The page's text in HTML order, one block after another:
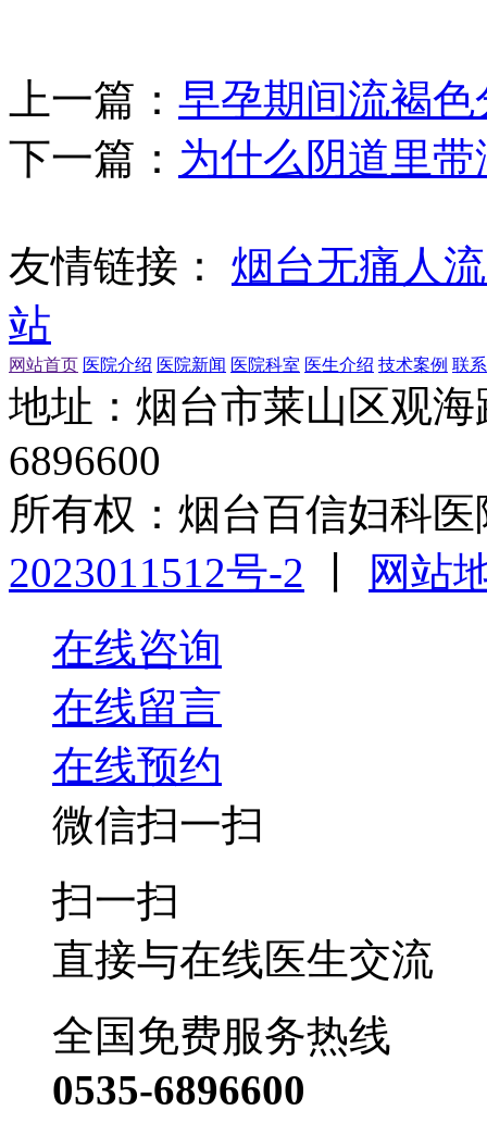
上一篇： 早孕期间流褐
下一篇： 为什么阴道里
友情链接：
烟台无痛人
站
网站首页 医院介绍 医院新闻 医院科室 医生介绍 技术案例 联
地址：烟台市莱山区观
6896600
所有权：烟台百信妇科
2023011512号-2
网站
在线咨询
在线留言
在线预约
微信扫一扫
扫一扫
直接与在线医生交流
全国免费服务热线
0535-6896600